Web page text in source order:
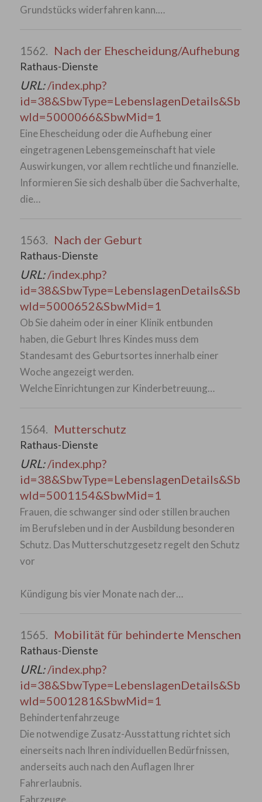
Grundstücks widerfahren kann.…
1562. Nach der Ehescheidung/Aufhebung
Rathaus-Dienste
URL:/index.php?
id=38&SbwType=LebenslagenDetails&Sb
wId=5000066&SbwMid=1
Eine Ehescheidung oder die Aufhebung einer
eingetragenen Lebensgemeinschaft hat viele
Auswirkungen, vor allem rechtliche und finanzielle.
Informieren Sie sich deshalb über die Sachverhalte,
die…
1563. Nach der Geburt
Rathaus-Dienste
URL:/index.php?
id=38&SbwType=LebenslagenDetails&Sb
wId=5000652&SbwMid=1
Ob Sie daheim oder in einer Klinik entbunden
haben, die Geburt Ihres Kindes muss dem
Standesamt des Geburtsortes innerhalb einer
Woche angezeigt werden.
Welche Einrichtungen zur Kinderbetreuung…
1564. Mutterschutz
Rathaus-Dienste
URL:/index.php?
id=38&SbwType=LebenslagenDetails&Sb
wId=5001154&SbwMid=1
Frauen, die schwanger sind oder stillen brauchen
im Berufsleben und in der Ausbildung besonderen
Schutz. Das Mutterschutzgesetz regelt den Schutz
vor
Kündigung bis vier Monate nach der…
1565. Mobilität für behinderte Menschen
Rathaus-Dienste
URL:/index.php?
id=38&SbwType=LebenslagenDetails&Sb
wId=5001281&SbwMid=1
Behindertenfahrzeuge
Die notwendige Zusatz-Ausstattung richtet sich
einerseits nach Ihren individuellen Bedürfnissen,
anderseits auch nach den Auflagen Ihrer
Fahrerlaubnis.
Fahrzeuge…